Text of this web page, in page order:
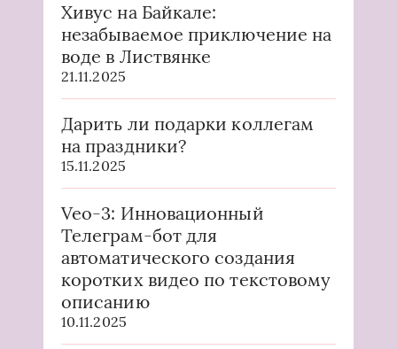
Хивус на Байкале:
незабываемое приключение на
воде в Листвянке
21.11.2025
Дарить ли подарки коллегам
на праздники?
15.11.2025
Veo-3: Инновационный
Телеграм-бот для
автоматического создания
коротких видео по текстовому
описанию
10.11.2025